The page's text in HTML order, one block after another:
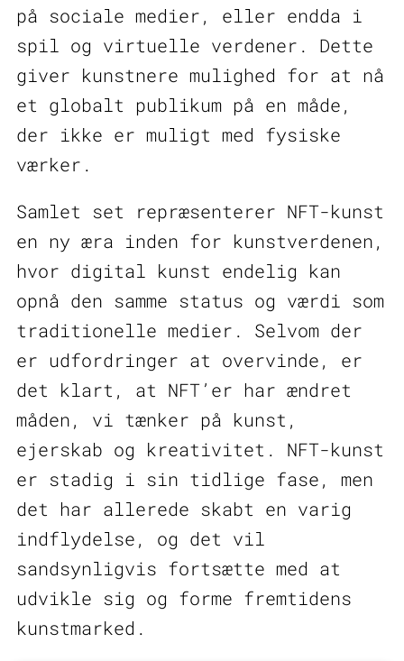
på sociale medier, eller endda i
spil og virtuelle verdener. Dette
giver kunstnere mulighed for at nå
et globalt publikum på en måde,
der ikke er muligt med fysiske
værker.
Samlet set repræsenterer NFT-kunst
en ny æra inden for kunstverdenen,
hvor digital kunst endelig kan
opnå den samme status og værdi som
traditionelle medier. Selvom der
er udfordringer at overvinde, er
det klart, at NFT’er har ændret
måden, vi tænker på kunst,
ejerskab og kreativitet. NFT-kunst
er stadig i sin tidlige fase, men
det har allerede skabt en varig
indflydelse, og det vil
sandsynligvis fortsætte med at
udvikle sig og forme fremtidens
kunstmarked.